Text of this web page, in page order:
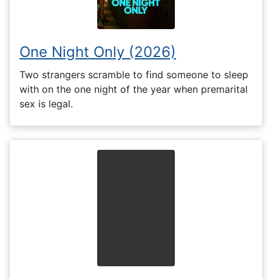
One Night Only (2026)
Two strangers scramble to find someone to sleep
with on the one night of the year when premarital
sex is legal.